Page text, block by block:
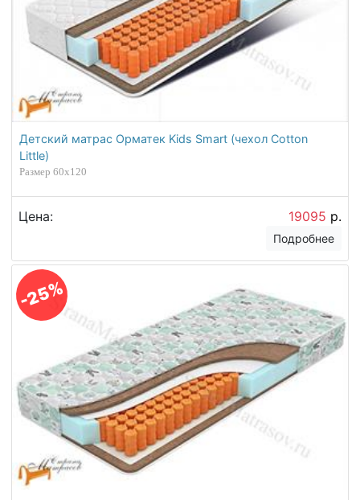
Детский матрас Орматек Kids Smart (чехол Cotton
Little)
Размер 60х120
Цена: